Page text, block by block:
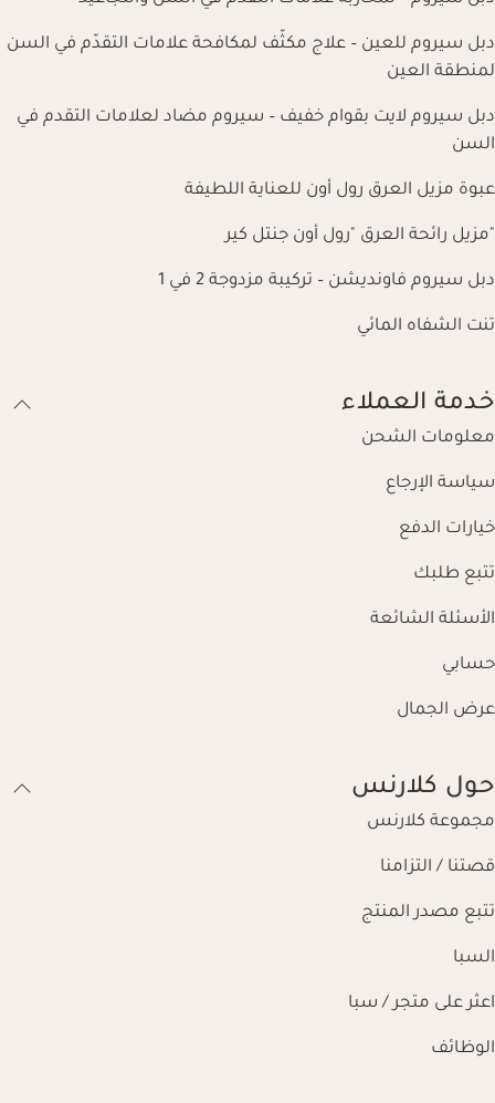
دبل سيروم للعين – علاج مكثّف لمكافحة علامات التقدّم في السن
لمنطقة العين
دبل سيروم لايت بقوام خفيف – سيروم مضاد لعلامات التقدم في
السن
عبوة مزيل العرق رول أون للعناية اللطيفة
"مزيل رائحة العرق "رول أون جنتل كير
دبل سيروم فاونديشن – تركيبة مزدوجة 2 في 1
تنت الشفاه المائي
خدمة العملاء
معلومات الشحن
سياسة الإرجاع
خيارات الدفع
تتبع طلبك
الأسئلة الشائعة
حسابي
عرض الجمال
حول كلارنس
مجموعة كلارنس
قصتنا / التزامنا
تتبع مصدر المنتج
السبا
اعثر على متجر / سبا
الوظائف